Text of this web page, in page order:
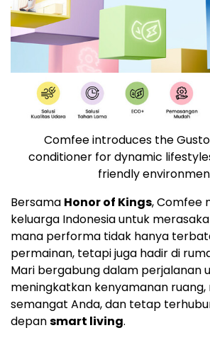
Comfee introduces the
conditioner for dynamic
friendly
Bersama Honor of Kings, Comfee
keluarga Indonesiauntuk
mana performa tidak hanya
permainan, tetapi juga hadir di
Mari bergabung dalam perjalanan
meningkatkan kenyamanan ruang,
semangat Anda, dan tetap
depansmart living.